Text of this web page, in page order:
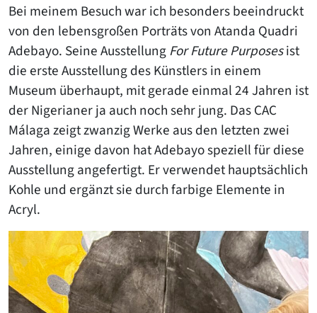
Bei meinem Besuch war ich besonders beeindruckt
von den lebensgroßen Porträts von Atanda Quadri
Adebayo. Seine AusstellungFor Future Purposesist
die erste Ausstellung des Künstlers in einem
Museum überhaupt, mit gerade einmal 24 Jahren ist
der Nigerianer ja auch noch sehr jung. Das CAC
Málaga zeigt zwanzig Werke aus den letzten zwei
Jahren, einige davon hat Adebayo speziell für diese
Ausstellung angefertigt. Er verwendet hauptsächlich
Kohle und ergänzt sie durch farbige Elemente in
Acryl.